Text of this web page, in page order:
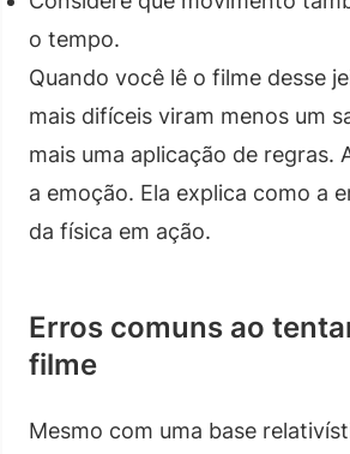
o tempo.
Quando você lê o filme desse
mais difíceis viram menos um
mais uma aplicação de regras.
a emoção. Ela explica como a
da física em ação.
Erros comuns ao
filme
Mesmo com uma base